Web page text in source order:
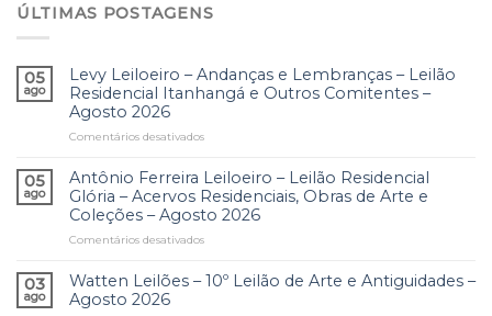
ÚLTIMAS POSTAGENS
05
ago
Levy Leiloeiro – Andanças e Lembranças – Leilão
Residencial Itanhangá e Outros Comitentes –
Agosto 2026
Comentários desativados
Leiloeiro
–
Andanças
e
Leilão
05
ago
Antônio Ferreira Leiloeiro – Leilão Residencial
Glória – Acervos Residenciais, Obras de Arte e
Coleções – Agosto 2026
Comentários desativados
Ferreira
03
ago
Watten Leilões – 10º Leilão de Arte e Antiguidades –
Agosto 2026